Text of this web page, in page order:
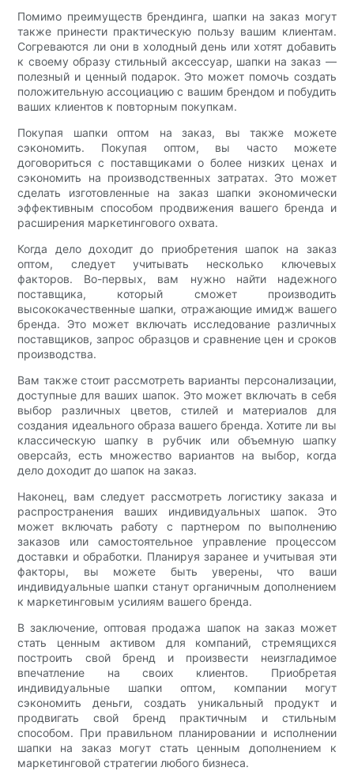
Помимо преимуществ брендинга, шапки на заказ могут
также принести практическую пользу вашим клиентам.
Согреваются ли они в холодный день или хотят добавить
к своему образу стильный аксессуар, шапки на заказ —
полезный и ценный подарок. Это может помочь создать
положительную ассоциацию с вашим брендом и побудить
ваших клиентов к повторным покупкам.
Покупая шапки оптом на заказ, вы также можете
сэкономить. Покупая оптом, вы часто можете
договориться с поставщиками о более низких ценах и
сэкономить на производственных затратах. Это может
сделать изготовленные на заказ шапки экономически
эффективным способом продвижения вашего бренда и
расширения маркетингового охвата.
Когда дело доходит до приобретения шапок на заказ
оптом, следует учитывать несколько ключевых
факторов. Во-первых, вам нужно найти надежного
поставщика, который сможет производить
высококачественные шапки, отражающие имидж вашего
бренда. Это может включать исследование различных
поставщиков, запрос образцов и сравнение цен и сроков
производства.
Вам также стоит рассмотреть варианты персонализации,
доступные для ваших шапок. Это может включать в себя
выбор различных цветов, стилей и материалов для
создания идеального образа вашего бренда. Хотите ли вы
классическую шапку в рубчик или объемную шапку
оверсайз, есть множество вариантов на выбор, когда
дело доходит до шапок на заказ.
Наконец, вам следует рассмотреть логистику заказа и
распространения ваших индивидуальных шапок. Это
может включать работу с партнером по выполнению
заказов или самостоятельное управление процессом
доставки и обработки. Планируя заранее и учитывая эти
факторы, вы можете быть уверены, что ваши
индивидуальные шапки станут органичным дополнением
к маркетинговым усилиям вашего бренда.
В заключение, оптовая продажа шапок на заказ может
стать ценным активом для компаний, стремящихся
построить свой бренд и произвести неизгладимое
впечатление на своих клиентов. Приобретая
индивидуальные шапки оптом, компании могут
сэкономить деньги, создать уникальный продукт и
продвигать свой бренд практичным и стильным
способом. При правильном планировании и исполнении
шапки на заказ могут стать ценным дополнением к
маркетинговой стратегии любого бизнеса.